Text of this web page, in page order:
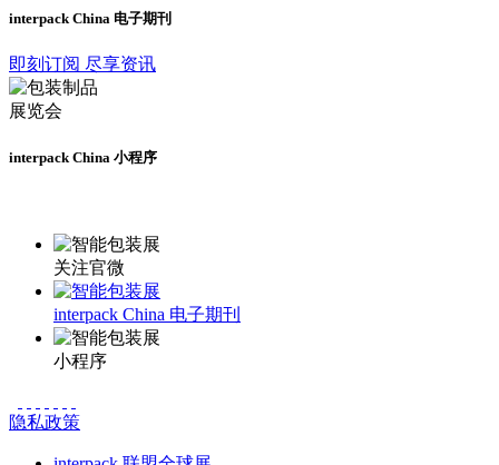
interpack China 电子期刊
即刻订阅 尽享资讯
interpack China 小程序
关注官微
interpack China 电子期刊
小程序
隐私政策